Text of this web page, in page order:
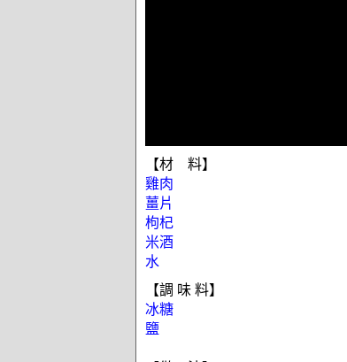
【材 料】
雞肉
薑片
枸杞
米酒
水
【調 味 料】
冰糖
鹽